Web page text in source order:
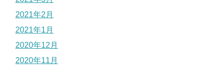
2021年2月
2021年1月
2020年12月
2020年11月